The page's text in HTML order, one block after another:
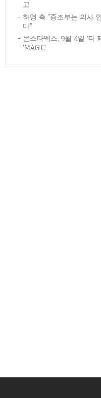
고
하영 측 “증조부는 의사
다”
몬스타엑스, 9월 4일 '더
'MAGIC'